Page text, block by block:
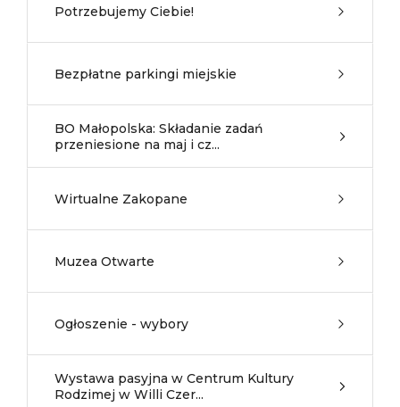
Potrzebujemy Ciebie!
Bezpłatne parkingi miejskie
BO Małopolska: Składanie zadań
przeniesione na maj i cz...
Wirtualne Zakopane
Muzea Otwarte
Ogłoszenie - wybory
Wystawa pasyjna w Centrum Kultury
Rodzimej w Willi Czer...